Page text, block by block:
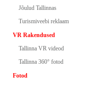
Jõulud Tallinnas
Turismiveebi reklaam
VR Rakendused
Tallinna VR videod
Tallinna 360° fotod
Fotod